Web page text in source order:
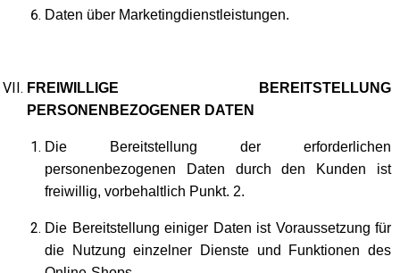
Daten über Marketingdienstleistungen.
FREIWILLIGE BEREITSTELLUNG
PERSONENBEZOGENER DATEN
Die Bereitstellung der erforderlichen
personenbezogenen Daten durch den Kunden ist
freiwillig, vorbehaltlich Punkt. 2.
Die Bereitstellung einiger Daten ist Voraussetzung für
die Nutzung einzelner Dienste und Funktionen des